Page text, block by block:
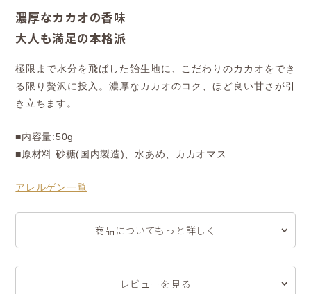
濃厚なカカオの香味
大人も満足の本格派
極限まで水分を飛ばした飴生地に、こだわりのカカオをでき
る限り贅沢に投入。濃厚なカカオのコク、ほど良い甘さが引
き立ちます。
■内容量:50g
■原材料:砂糖(国内製造)、水あめ、カカオマス
アレルゲン一覧
商品についてもっと詳しく
レビューを見る